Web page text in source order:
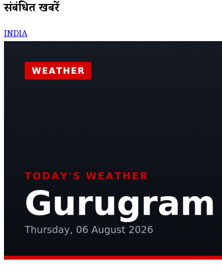
संबंधित खबरें
INDIA